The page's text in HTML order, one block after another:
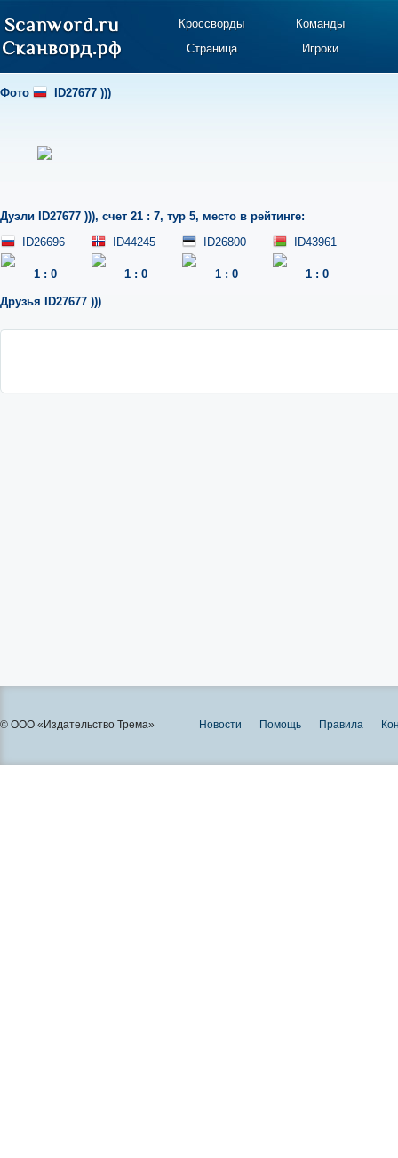
Кроссворды
Команды
Страница
Игроки
Фото ID27677 )))
Дуэли ID27677 ))), счет 21 : 7, тур 5, место в рейтинге:
ID26696
1 : 0
ID44245
1 : 0
ID26800
1 : 0
ID43961
1 : 0
Друзья ID27677 )))
© ООО «Издательство Трема» Новости Помощь Правила